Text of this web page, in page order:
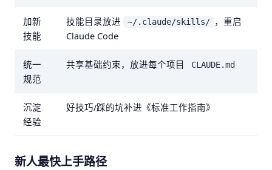
加新
技能
技能目录放进 ~/.claude/skills/ ，重启
Claude Code
统一
规范
共享基础约束，放进每个项目 CLAUDE.md
沉淀
经验
好技巧/踩的坑补进《标准工作指南》
新人最快上手路径